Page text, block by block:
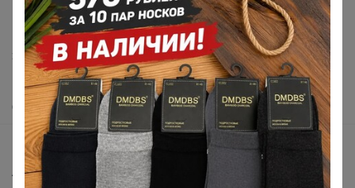
support@24-ok.ru
Написать в поддержку
Защита покупателя
Помощь
О нас
Все предложения
Анонсы